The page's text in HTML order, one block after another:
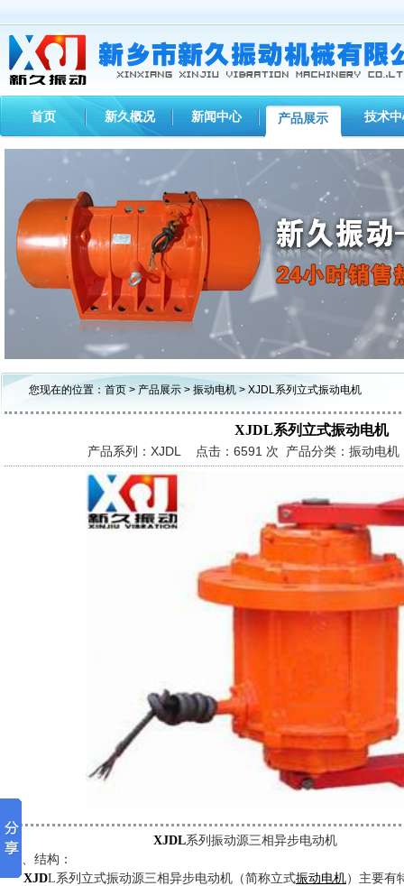
首页 新久概况 新闻中心 产品展示 技术
1 2
您现在的位置： 首页 > 产品展示 > 振动电机 > XJDL系列立式振动电机
XJDL系列立式振动电机
产品系列：XJDL 点击： 6591 次 产品分类：振动电
XJDL系列振动源三相异步电动机
一、结构：
XJDL系列立式振动源三相异步电动机（简称立式振动电机）主要有